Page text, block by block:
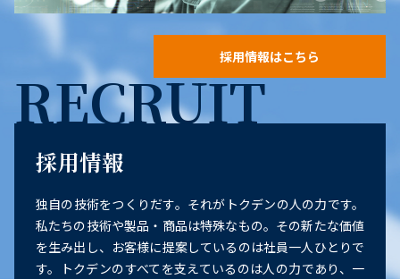
採用情報はこちら
RECRUIT
採用情報
独自の技術をつくりだす。それがトクデンの人の力です。
私たちの技術や製品・商品は特殊なもの。その新たな価値
を生み出し、お客様に提案しているのは社員一人ひとりで
す。トクデンのすべてを支えているのは人の力であり、一